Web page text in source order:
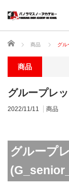
ホーム 商品 グル
商品
グループレ
2022/11/11 商品
グループ